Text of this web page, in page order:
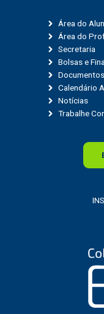
Área do
Área do
Secretaria
Bolsas e
Calendário
Notícias
Trabalhe